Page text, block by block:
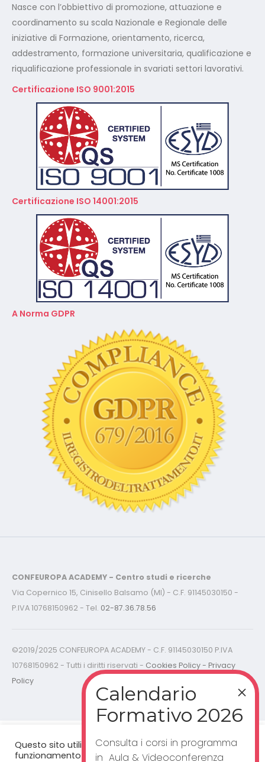
Nasce con l’obbiettivo di promozione, attuazione e
coordinamento su scala Nazionale e Regionale delle
iniziative di Formazione, orientamento, ricerca,
addestramento, formazione universitaria, qualificazione e
riqualificazione professionale in svariati settori lavorativi.
Certificazione ISO 9001:2015
Certificazione ISO 14001:2015
A Norma GDPR
CONFEUROPA ACADEMY - Centro studi e ricerche
Via Copernico 15, Cinisello Balsamo (MI) - C.F. 91145030150 -
P.IVA 10768150962 - Tel. 02-87.36.78.56
©2019/2025 CONFEUROPA ACADEMY - C.F. 91145030150 P.IVA
10768150962 - Tutti i diritti riservati - Cookies Policy - Privacy
Policy
Questo sito utilizza cookie per un corretto
funzionamento del sito web. Cliccando "accetta”,
Consulta i corsi in programma
in Aula & Videoconferenza